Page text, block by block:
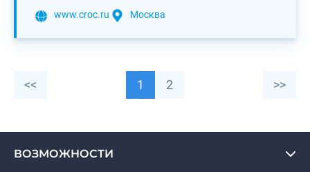
www.croc.ru Москва
<< 1 2 >>
ВОЗМОЖНОСТИ